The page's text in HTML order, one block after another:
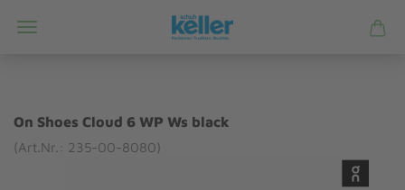
On Shoes Cloud 6 WP Ws black
(Art.Nr.: 235-00-8080)